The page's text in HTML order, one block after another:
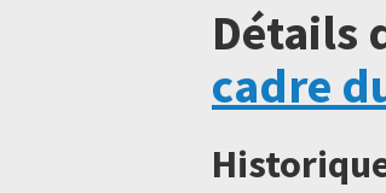
Détails
cadre